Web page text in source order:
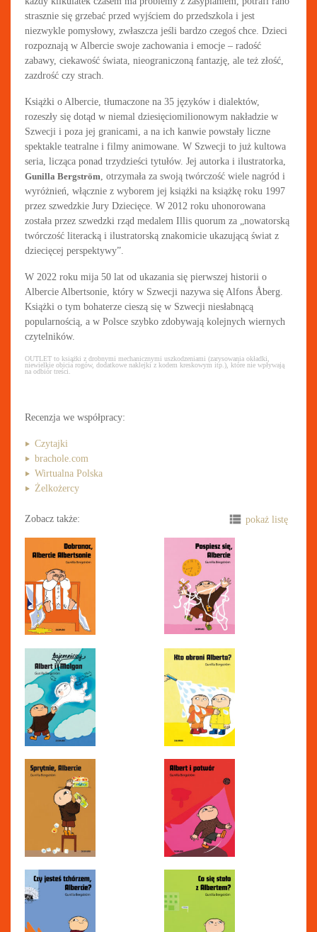
strasznie się grzebać przed wyjściem do przedszkola i jest
niezwykle pomysłowy, zwłaszcza jeśli bardzo czegoś chce. Dzieci
rozpoznają w Albercie swoje zachowania i emocje – radość
zabawy, ciekawość świata, nieograniczoną fantazję, ale też złość,
zazdrość czy strach.
Książki o Albercie, tłumaczone na 35 języków i dialektów,
rozeszły się dotąd w niemal dziesięciomilionowym nakładzie w
Szwecji i poza jej granicami, a na ich kanwie powstały liczne
spektakle teatralne i filmy animowane. W Szwecji to już kultowa
seria, licząca ponad trzydzieści tytułów. Jej autorka i ilustratorka,
Gunilla Bergström, otrzymała za swoją twórczość wiele nagród i
wyróżnień, włącznie z wyborem jej książki na książkę roku 1997
przez szwedzkie Jury Dziecięce. W 2012 roku uhonorowana
została przez szwedzki rząd medalem Illis quorum za „nowatorską
twórczość literacką i ilustratorską znakomicie ukazującą świat z
dziecięcej perspektywy”.
W 2022 roku mija 50 lat od ukazania się pierwszej historii o
Albercie Albertsonie, który w Szwecji nazywa się Alfons Åberg.
Książki o tym bohaterze cieszą się w Szwecji niesłabnącą
popularnością, a w Polsce szybko zdobywają kolejnych wiernych
czytelników.
OUTLET to książki z drobnymi mechanicznymi uszkodzeniami (zarysowania okładki,
niewielkie obicia rogów, dodatkowe naklejki z kodem kreskowym itp.), które nie wpływają
na odbiór treści.
Recenzja we współpracy:
Czytajki
brachole.com
Wirtualna Polska
Żelkożercy
Zobacz także: pokaż listę